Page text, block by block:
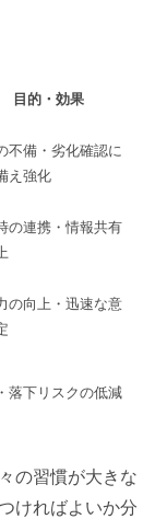
目的・効果
不備・劣化確認に
え強化
の連携・情報共有
の向上・迅速な意
落下リスクの低減
の習慣が大きな
ければよいか分